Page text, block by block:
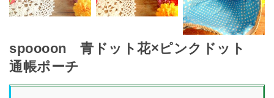
spoooon 青ドット花×ピンクドット
通帳ポーチ